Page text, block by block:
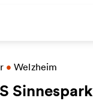
• Welzheim
Sinnespark